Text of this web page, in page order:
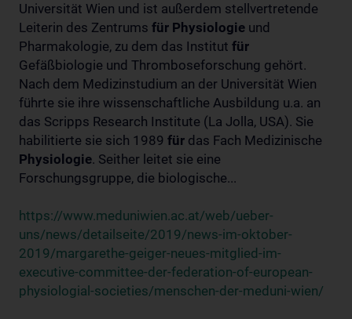
Universität Wien und ist außerdem stellvertretende
Leiterin des Zentrums für Physiologie und
Pharmakologie, zu dem das Institut für
Gefäßbiologie und Thromboseforschung gehört.
Nach dem Medizinstudium an der Universität Wien
führte sie ihre wissenschaftliche Ausbildung u.a. an
das Scripps Research Institute (La Jolla, USA). Sie
habilitierte sie sich 1989 für das Fach Medizinische
Physiologie. Seither leitet sie eine
Forschungsgruppe, die biologische...
https://www.meduniwien.ac.at/web/ueber-
uns/news/detailseite/2019/news-im-oktober-
2019/margarethe-geiger-neues-mitglied-im-
executive-committee-der-federation-of-european-
physiologial-societies/menschen-der-meduni-wien/